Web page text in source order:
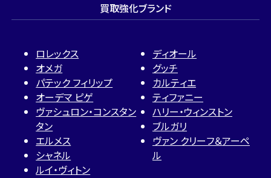
買取強化ブランド
ロレックス
オメガ
パテック フィリップ
オーデマ ピゲ
ヴァシュロン・コンスタン
タン
エルメス
シャネル
ルイ・ヴィトン
ディオール
グッチ
カルティエ
ティファニー
ハリー・ウィンストン
ブルガリ
ヴァン クリーフ＆アーペ
ル